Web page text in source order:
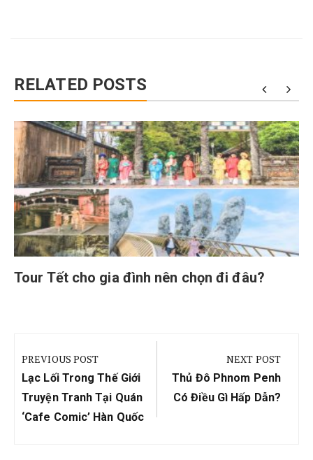
RELATED POSTS
Tour Tết cho gia đình nên chọn đi đâu?
hướng
bài
viết
PREVIOUS POST
Previous
Post:
Lạc Lối Trong Thế Giới
Truyện Tranh Tại Quán
‘Cafe Comic’ Hàn Quốc
NEXT POST
Next
Post:
Thủ Đô Phnom Penh
Có Điều Gì Hấp Dẫn?